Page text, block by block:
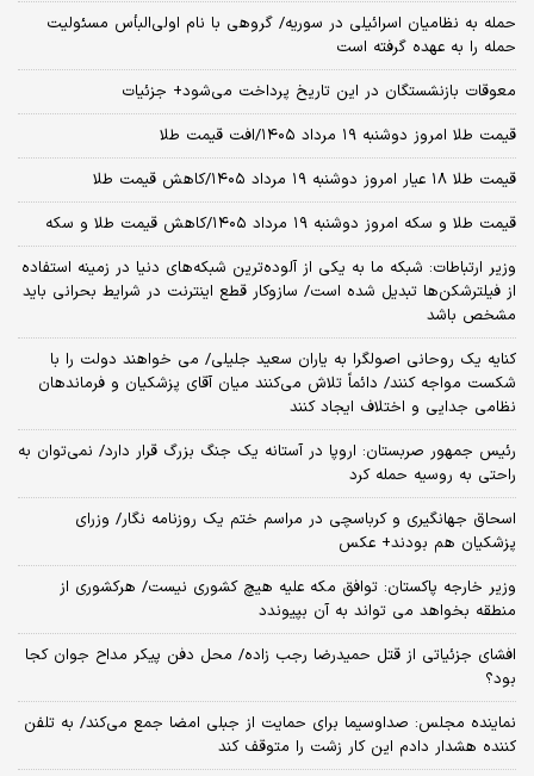
حمله به نظامیان اسرائیلی در سوریه/ گروهی با نام اولی‌البأس مسئولیت
حمله را به عهده گرفته است
معوقات بازنشستگان در این تاریخ پرداخت می‌شود+ جزئیات
قیمت طلا امروز دوشنبه ۱۹ مرداد ۱۴۰۵/افت قیمت طلا
قیمت طلا ۱۸ عیار امروز دوشنبه ۱۹ مرداد ۱۴۰۵/کاهش قیمت طلا
قیمت طلا و سکه امروز دوشنبه ۱۹ مرداد ۱۴۰۵/کاهش قیمت طلا و سکه
وزیر ارتباطات: شبکه ما به یکی از آلوده‌ترین شبکه‌های دنیا در زمینه استفاده
از فیلترشکن‌ها تبدیل شده است/ سازوکار قطع اینترنت در شرایط بحرانی باید
مشخص باشد
کنایه یک روحانی اصولگرا به یاران سعید جلیلی/ می خواهند دولت را با
شکست مواجه کنند/ دائماً تلاش می‌کنند میان آقای پزشکیان و فرماندهان
نظامی جدایی و اختلاف ایجاد کنند
رئیس جمهور صربستان: اروپا در آستانه یک جنگ بزرگ قرار دارد/ نمی‌توان به
راحتی به روسیه حمله کرد
اسحاق جهانگیری و کرباسچی در مراسم ختم یک روزنامه نگار/ وزرای
پزشکیان هم بودند+ عکس
وزیر خارجه پاکستان: توافق مکه علیه هیچ کشوری نیست/ هرکشوری از
منطقه بخواهد می تواند به آن بپیوندد
افشای جزئیاتی از قتل حمیدرضا رجب زاده/ محل دفن پیکر مداح جوان کجا
بود؟
نماینده مجلس: صداوسیما برای حمایت از جبلی امضا جمع می‌کند/ به تلفن
کننده هشدار دادم این کار زشت را متوقف کند